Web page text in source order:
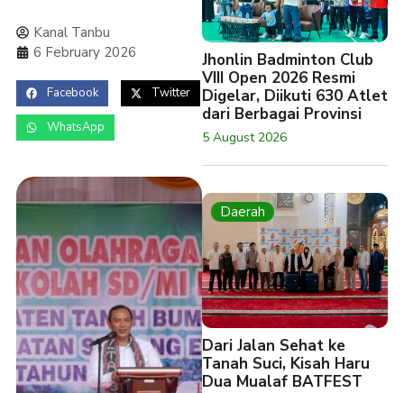
Kanal Tanbu
6 February 2026
Facebook Twitter
WhatsApp
Jhonlin Badminton Club
VIII Open 2026 Resmi
Digelar, Diikuti 630 Atlet
dari Berbagai Provinsi
5 August 2026
Daerah
Dari Jalan Sehat ke
Tanah Suci, Kisah Haru
Dua Mualaf BATFEST